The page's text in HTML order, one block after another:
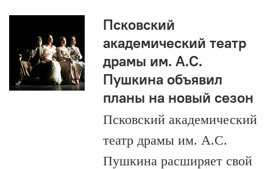
Псковский
академический театр
драмы им. А.С.
Пушкина объявил
планы на новый сезон
Псковский академический
театр драмы им. А.С.
Пушкина расширяет свой